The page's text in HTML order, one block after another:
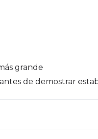
grande
de demostrar